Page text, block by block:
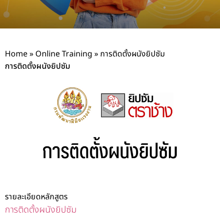
Home» Online Training » การติดตั้งผนังยิปซัม
การติดตั้งผนังยิปซัม
รายละเอียดหลักสูตร
การติดตั้งผนังยิปซัม